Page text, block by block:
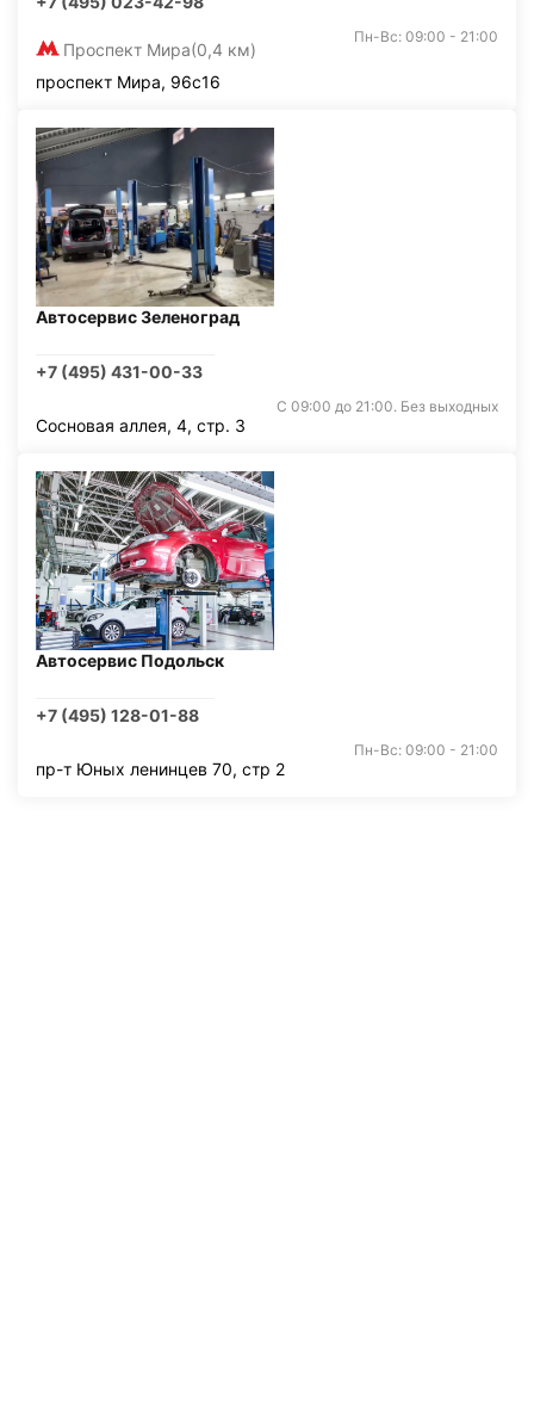
Проспект Мира(0,4 км)
Пн-Вс: 09:00 - 21:00
проспект Мира, 96с16
Автосервис Зеленоград
+7 (495) 431-00-33
С 09:00 до 21:00. Без выходных
Сосновая аллея, 4, стр. 3
Автосервис Подольск
+7 (495) 128-01-88
Пн-Вс: 09:00 - 21:00
пр-т Юных ленинцев 70, стр 2